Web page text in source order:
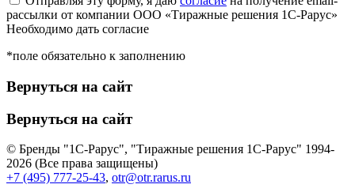
рассылки от компании ООО «Тиражные решения 1С-Рарус»
Необходимо дать согласие
*поле обязательно к заполнению
Вернуться на сайт
Вернуться на сайт
© Бренды "1С-Рарус", "Тиражные решения 1С-Рарус" 1994-
2026 (Все права защищены)
+7 (495) 777-25-43, otr@otr.rarus.ru